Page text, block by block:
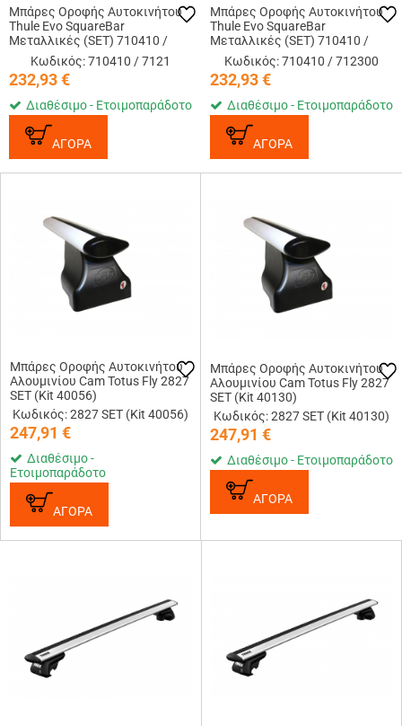
Μπάρες Οροφής Αυτοκινήτου
Thule Evo SquareBar
Μεταλλικές (SET) 710410 /
7121 (108cm)
Κωδικός: 710410 / 7121
232,93€
Διαθέσιμο - Ετοιμοπαράδοτο
ΑΓΟΡΑ
Μπάρες Οροφής Αυτοκινήτου
Thule Evo SquareBar
Μεταλλικές (SET) 710410 /
712300 (127cm)
Κωδικός: 710410 / 712300
232,93€
Διαθέσιμο - Ετοιμοπαράδοτο
ΑΓΟΡΑ
Μπάρες Οροφής Αυτοκινήτου
Αλουμινίου Cam Totus Fly 2827
SET (Kit 40056)
Κωδικός: 2827 SET (Kit 40056)
247,91 €
Διαθέσιμο -
Ετοιμοπαράδοτο
ΑΓΟΡΑ
Μπάρες Οροφής Αυτοκινήτου
Αλουμινίου Cam Totus Fly 2827
SET (Kit 40130)
Κωδικός: 2827 SET (Kit 40130)
247,91 €
Διαθέσιμο - Ετοιμοπαράδοτο
ΑΓΟΡΑ